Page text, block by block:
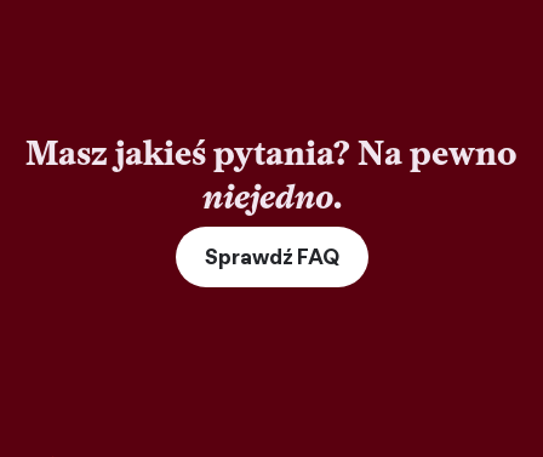
Masz jakieś pytania? Na pewno
niejedno.
Sprawdź FAQ